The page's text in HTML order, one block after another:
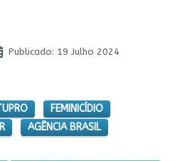
Publicado: 19 Julho 2024
FEMINICÍDIO
AGÊNCIA BRASIL